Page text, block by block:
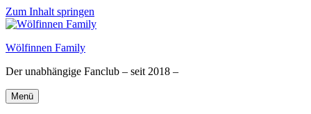
Zum Inhalt springen
Wölfinnen Family
Der unabhängige Fanclub – seit 2018 –
Menü